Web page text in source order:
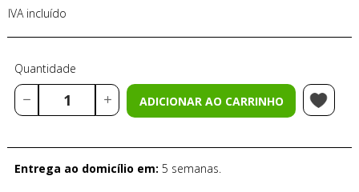
IVA incluído
Quantidade
ADICIONAR AO CARRINHO
Entrega ao domicílio em: 5 semanas.